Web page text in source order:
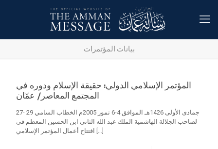
بيانات المؤتمرات
المؤتمر الإسلامي الدولي: حقيقة الإسلام ودوره في
المجتمع المعاصر/ عمّان
27- 29 جمادى الأولى 1426هـ الموافق 4-6 تموز 2005م الخطاب السامي
لصاحب الجلالة الهاشمية الملك عبد الله الثاني ابن الحسين المعظم في
افتتاح أعمال المؤتمر الإسلامي
[…]